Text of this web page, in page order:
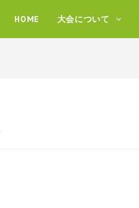
HOME 大会について